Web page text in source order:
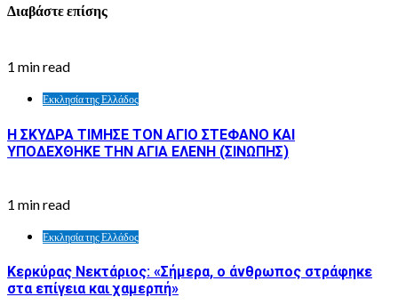
Διαβάστε επίσης
1 min read
Εκκλησία της Ελλάδος
Η ΣΚΥΔΡΑ ΤΙΜΗΣΕ ΤΟΝ ΑΓΙΟ ΣΤΕΦΑΝΟ ΚΑΙ
ΥΠΟΔΕΧΘΗΚΕ ΤΗΝ ΑΓΙΑ ΕΛΕΝΗ (ΣΙΝΩΠΗΣ)
1 min read
Εκκλησία της Ελλάδος
Κερκύρας Νεκτάριος: «Σήμερα, ο άνθρωπος στράφηκε
στα επίγεια και χαμερπή»